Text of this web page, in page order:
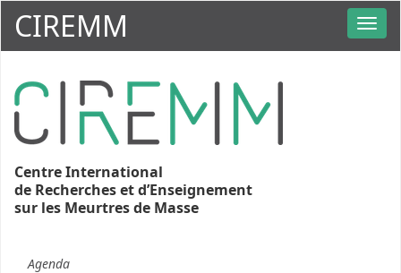
CIREMM
Centre International
de Recherches et d’Enseignement
sur les Meurtres de Masse
Agenda